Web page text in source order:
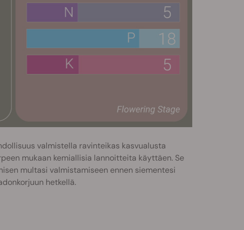
valmistella ravinteikas kasvualusta
mukaan kemiallisia lannoitteita käyttäen. Se
multasi valmistamiseen ennen siementesi
hetkellä.